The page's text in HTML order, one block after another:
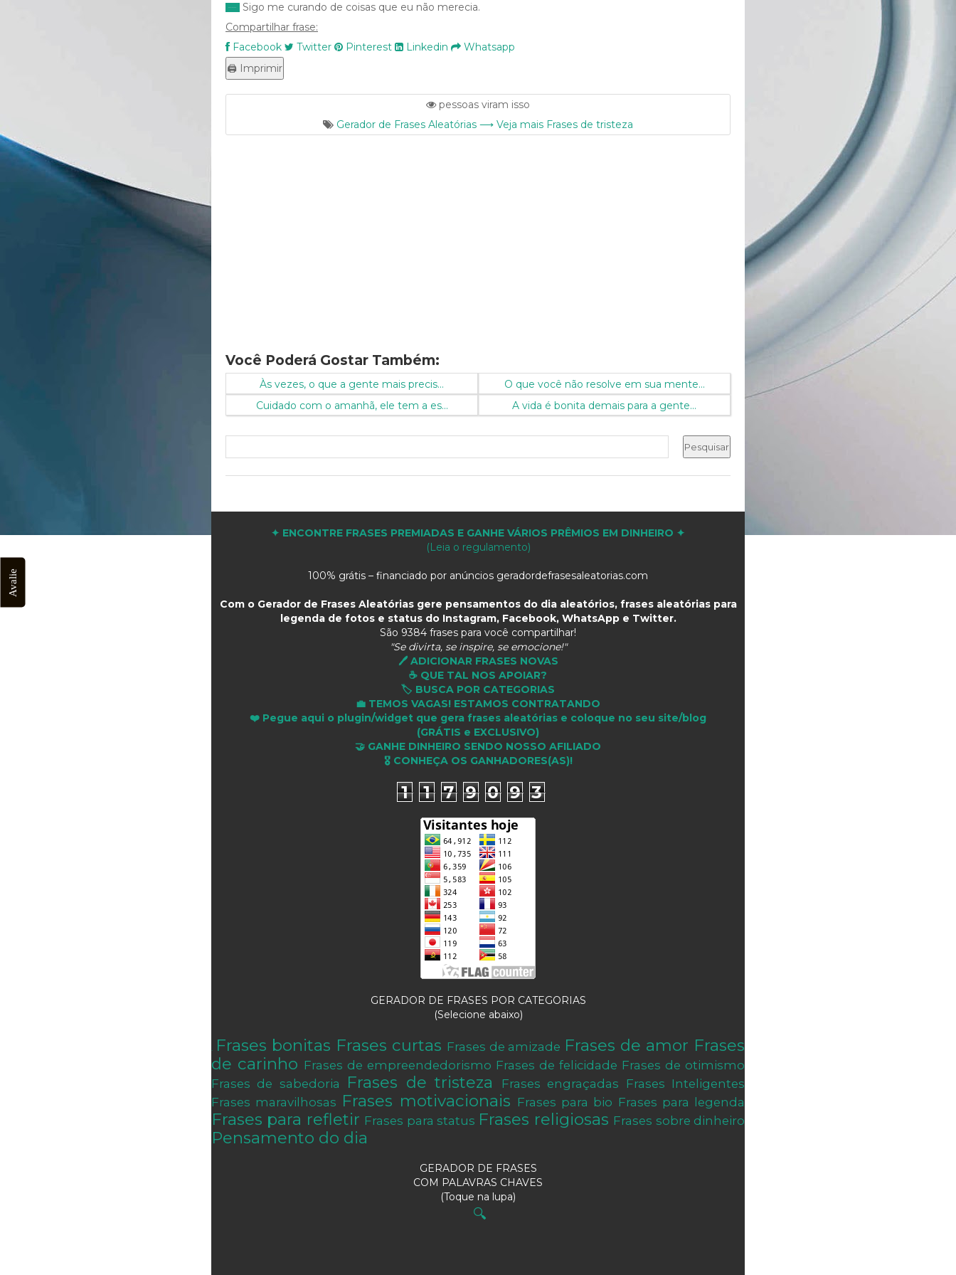
Sigo me curando de coisas que eu não merecia.
Compartilhar frase:
Facebook
Twitter Pinterest Linkedin Whatsapp
pessoas viram isso
Gerador de Frases Aleatórias ⟶ Veja mais Frases de tristeza
Você Poderá Gostar Também:
Às vezes, o que a gente mais precis...
O que você não resolve em sua mente...
Cuidado com o amanhã, ele tem a es...
A vida é bonita demais para a gente...
✦ ENCONTRE FRASES PREMIADAS E GANHE VÁRIOS PRÊMIOS EM DINHEIRO ✦
(Leia o regulamento)
100% grátis – financiado por anúncios geradordefrasesaleatorias.com
Com o Gerador de Frases Aleatórias gere pensamentos do dia aleatórios, frases aleatórias para
legenda de fotos e status do Instagram, Facebook, WhatsApp e Twitter.
São 9384 frases para você compartilhar!
"Se divirta, se inspire, se emocione!"
🖊️ ADICIONAR FRASES NOVAS
☕ QUE TAL NOS APOIAR?
🏷️ BUSCA POR CATEGORIAS
💼 TEMOS VAGAS! ESTAMOS CONTRATANDO
❤️ Pegue aqui o plugin/widget que gera frases aleatórias e coloque no seu site/blog
(GRÁTIS e EXCLUSIVO)
🤝 GANHE DINHEIRO SENDO NOSSO AFILIADO
🎖 CONHEÇA OS GANHADORES(AS)!
1 1 7 9 0 9 3
GERADOR DE FRASES POR CATEGORIAS
(Selecione abaixo)
Frases bonitas Frases curtas Frases de amizade Frases de amor Frases
de carinho Frases de empreendedorismo Frases de felicidade Frases de otimismo
Frases de sabedoria
Frases de tristeza Frases engraçadas
Frases Inteligentes
Frases maravilhosas Frases motivacionais Frases para bio Frases para legenda
Frases para refletir Frases para status Frases religiosas Frases sobre dinheiro
Pensamento do dia
GERADOR DE FRASES
COM PALAVRAS CHAVES
(Toque na lupa)
🔍
Avalie